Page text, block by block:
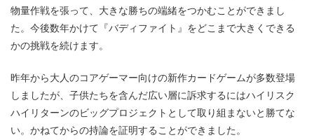
物量作戦を張って、大きな勝ちの端緒をつかむことができまし
た。今後数年かけて『バディファイト』をどこまで大きくできる
かの挑戦を続けます。
昨年から大人のコアゲーマー向けの新作カードゲームが多数登場
しましたが、子供たちを含んだ広い層に訴求するにはハイリスク
ハイリターンのビッグプロジェクトとして取り組まないと勝てな
い。かねてからの持論を証明することができました。